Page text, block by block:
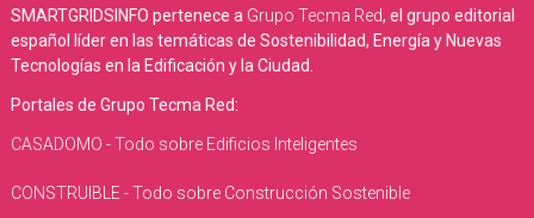
SMARTGRIDSINFO pertenece a Grupo Tecma Red, el grupo editorial
español líder en las temáticas de Sostenibilidad, Energía y Nuevas
Tecnologías en la Edificación y la Ciudad.
Portales de Grupo Tecma Red:
CASADOMO - Todo sobre Edificios Inteligentes
CONSTRUIBLE - Todo sobre Construcción Sostenible